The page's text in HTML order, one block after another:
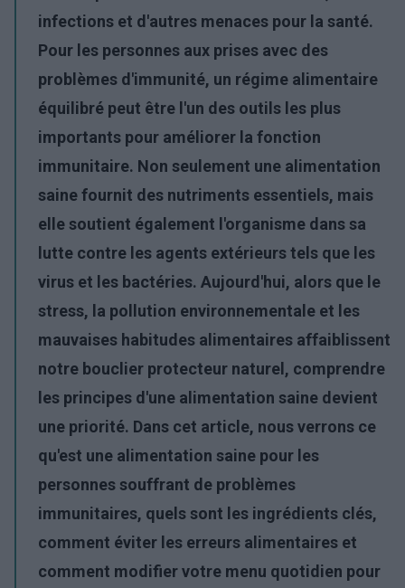
infections et d'autres menaces pour la santé.
Pour les personnes aux prises avec des
problèmes d'immunité, un régime alimentaire
équilibré peut être l'un des outils les plus
importants pour améliorer la fonction
immunitaire. Non seulement une alimentation
saine fournit des nutriments essentiels, mais
elle soutient également l'organisme dans sa
lutte contre les agents extérieurs tels que les
virus et les bactéries. Aujourd'hui, alors que le
stress, la pollution environnementale et les
mauvaises habitudes alimentaires affaiblissent
notre bouclier protecteur naturel, comprendre
les principes d'une alimentation saine devient
une priorité. Dans cet article, nous verrons ce
qu'est une alimentation saine pour les
personnes souffrant de problèmes
immunitaires, quels sont les ingrédients clés,
comment éviter les erreurs alimentaires et
comment modifier votre menu quotidien pour